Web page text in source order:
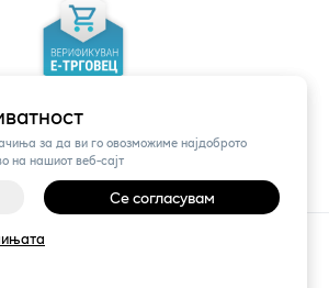
за да ви го овозможиме најдоброто
на нашиот веб-сајт
Се согласувам
©2026
за колачиња